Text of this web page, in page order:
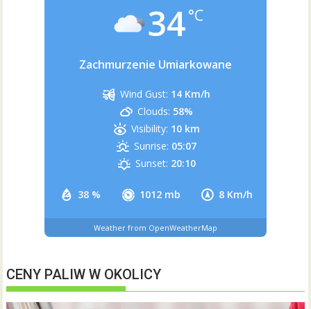
34°C
Zachmurzenie Umiarkowane
38 % 1012 mb 8 Km/h
Wind Gust: 14 Km/h
Clouds: 58%
Visibility: 10 km
Sunrise: 05:07
Sunset: 20:10
Weather from OpenWeatherMap
CENY PALIW W OKOLICY